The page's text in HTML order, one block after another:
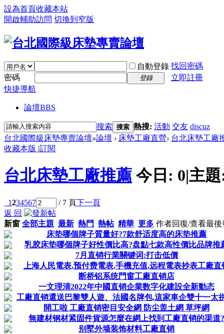
設為首頁收藏本站
開啟輔助訪問 切換到窄版
自動登錄 找回密碼
密碼
登錄
立即註冊
快捷導航
論壇BBS
搜索 搜索 熱搜: 活動 交友 discuz
台北國際級床墊專賣論壇»論壇 › 床墊工廠直營› 台北床墊工廠
收藏本版 |訂閱
台北床墊工廠推薦 今日: 0|主
1234567 / 7 頁下一頁
返 回
新窗 全部主題 最新 熱門 熱帖 精華 更多 作者回復/查看最後
床垫哪個牌子質量好?7款舒适度高的床垫推薦
乳胶床垫哪個牌子好性價比高?盘點七款高性價比品牌推
7月直销行業關键词:打击低價
上海人民電表,预付费電表,手機充值,远程電表抄表工廠直
断桥铝系统門窗工廠直销店
一文理清2022年中國直销企業数字化建設全新動态
工廠直销還送巴黎雙人遊、法國名牌包,這家車企雙十一太
開工啦 工廠直销密目安全網 防尘盖土網 草坪網
無建材钢材紧固件貨源怎麼在網上找到工廠直销的渠道?
别墅外墙装饰材料工廠直销